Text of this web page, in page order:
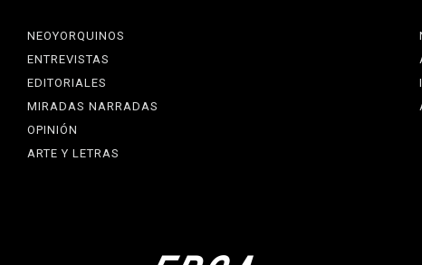
NEOYORQUINOS
ENTREVISTAS
EDITORIALES
MIRADAS NARRADAS
OPINIÓN
ARTE Y LETRAS